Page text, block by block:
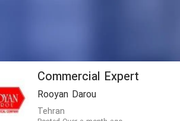
Commercial Expert
Rooyan Darou
Tehran